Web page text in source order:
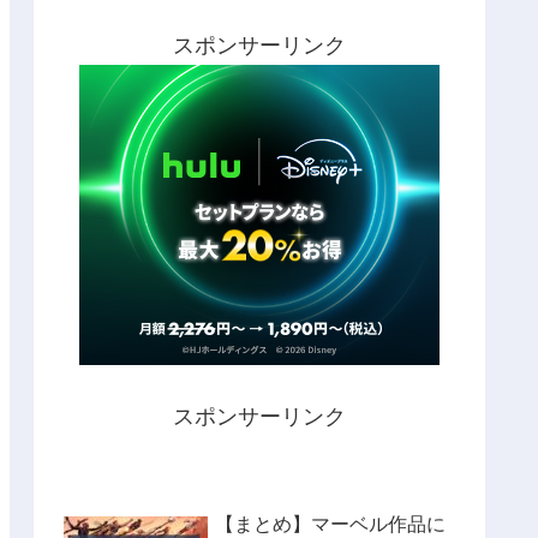
スポンサーリンク
スポンサーリンク
【まとめ】マーベル作品に